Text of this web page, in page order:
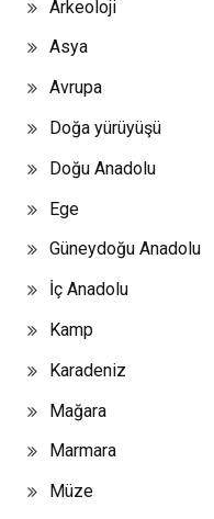
Arkeoloji
Asya
Avrupa
Doğa yürüyüşü
Doğu Anadolu
Ege
Güneydoğu Anadolu
İç Anadolu
Kamp
Karadeniz
Mağara
Marmara
Müze